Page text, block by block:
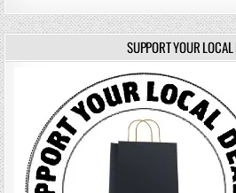
SUPPORT YOUR LOCAL